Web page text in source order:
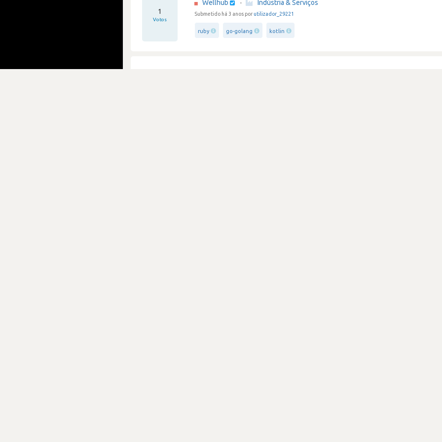
1
Votos
Wellhub · Indústria & Serviços
Submetido há 3 anos por utilizador_29221
ruby go-golang kotlin